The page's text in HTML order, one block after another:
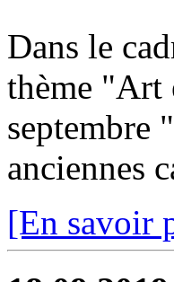
Dans le
thème "Art
septembre
anciennes
[En savoir